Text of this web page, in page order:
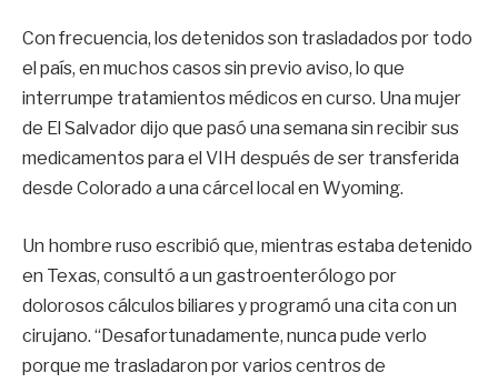
Con frecuencia, los detenidos son trasladados por todo
el país, en muchos casos sin previo aviso, lo que
interrumpe tratamientos médicos en curso. Una mujer
de El Salvador dijo que pasó una semana sin recibir sus
medicamentos para el VIH después de ser transferida
desde Colorado a una cárcel local en Wyoming.
Un hombre ruso escribió que, mientras estaba detenido
en Texas, consultó a un gastroenterólogo por
dolorosos cálculos biliares y programó una cita con un
cirujano. “Desafortunadamente, nunca pude verlo
porque me trasladaron por varios centros de